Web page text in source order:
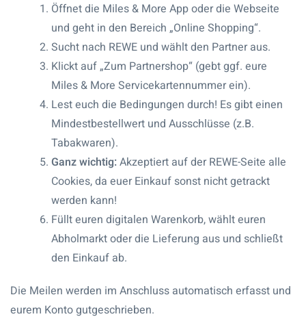
Öffnet die Miles & More App oder die Webseite
und geht in den Bereich „Online Shopping“.
Sucht nach REWE und wählt den Partner aus.
Klickt auf „Zum Partnershop“ (gebt ggf. eure
Miles & More Servicekartennummer ein).
Lest euch die Bedingungen durch! Es gibt einen
Mindestbestellwert und Ausschlüsse (z.B.
Tabakwaren).
Ganz wichtig: Akzeptiert auf der REWE-Seite alle
Cookies, da euer Einkauf sonst nicht getrackt
werden kann!
Füllt euren digitalen Warenkorb, wählt euren
Abholmarkt oder die Lieferung aus und schließt
den Einkauf ab.
Die Meilen werden im Anschluss automatisch erfasst und
eurem Konto gutgeschrieben.